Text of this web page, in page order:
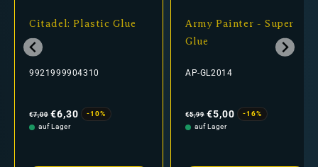
Citadel: Plastic Glue
9921999904310
Preis
€7,00 €6,30
-10%
auf Lager
Army Painter - Super
Glue
AP-GL2014
Preis
€5,99 €5,00
-16%
auf Lager